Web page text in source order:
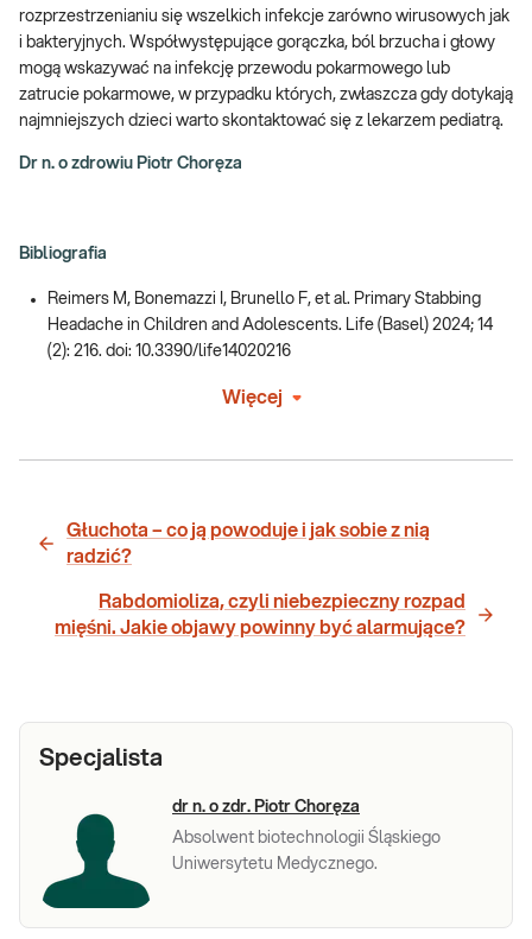
rozprzestrzenianiu się wszelkich infekcje zarówno wirusowych jak
i bakteryjnych. Współwystępujące gorączka, ból brzucha i głowy
mogą wskazywać na infekcję przewodu pokarmowego lub
zatrucie pokarmowe, w przypadku których, zwłaszcza gdy dotykają
najmniejszych dzieci warto skontaktować się z lekarzem pediatrą.
Dr n. o zdrowiu Piotr Choręza
Bibliografia
Reimers M, Bonemazzi I, Brunello F, et al. Primary Stabbing
Headache in Children and Adolescents. Life (Basel) 2024; 14
(2): 216. doi: 10.3390/life14020216
Więcej
Głuchota – co ją powoduje i jak sobie z nią
radzić?
Rabdomioliza, czyli niebezpieczny rozpad
mięśni. Jakie objawy powinny być alarmujące?
Specjalista
dr n. o zdr. Piotr Choręza
Absolwent biotechnologii Śląskiego
Uniwersytetu Medycznego.